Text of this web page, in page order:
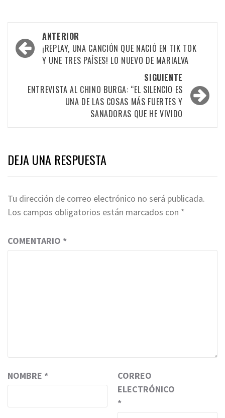
Navegación
por
entradas
ANTERIOR
¡REPLAY, UNA CANCIÓN QUE NACIÓ EN TIK TOK
Y UNE TRES PAÍSES! LO NUEVO DE MARIALVA
SIGUIENTE
ENTREVISTA AL CHINO BURGA: “EL SILENCIO ES
UNA DE LAS COSAS MÁS FUERTES Y
SANADORAS QUE HE VIVIDO
DEJA UNA RESPUESTA
Tu dirección de correo electrónico no será publicada.
Los campos obligatorios están marcados con *
COMENTARIO *
NOMBRE *
CORREO
ELECTRÓNICO
*